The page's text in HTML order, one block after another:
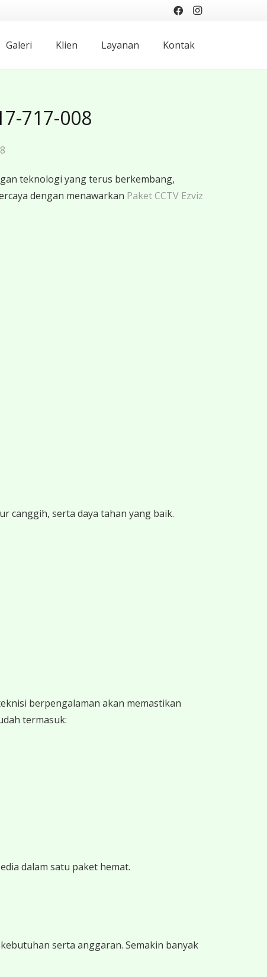
Galeri Klien Layanan Kontak
717-008
teknologi yang terus berkembang,
dengan menawarkan Paket CCTV Ezviz
canggih, serta daya tahan yang baik.
berpengalaman akan memastikan
termasuk:
dalam satu paket hemat.
serta anggaran. Semakin banyak